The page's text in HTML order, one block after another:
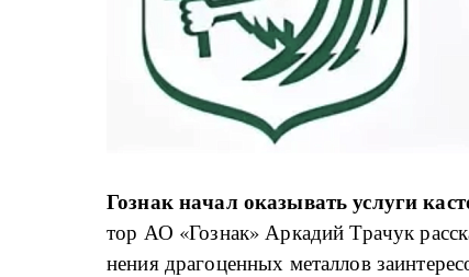
Гознак на­чал ока­зы­вать услу­ги
тор АО «Гознак» Ар­ка­дий Тра­чук
не­ния дра­го­цен­ных ме­тал­лов